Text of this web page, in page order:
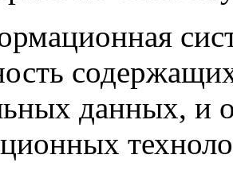
данных, и